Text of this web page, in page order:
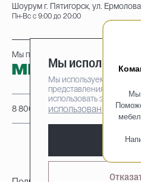
Мы
Шоурум г. Пятигорск, ул.
Пн-Вс с 9:00 до 20:00
8 800 222-95-25
Мы принимаем к оплате:
Мы используем
Мы используем cookie-
представления нашего
использовать этот сайт,
использование